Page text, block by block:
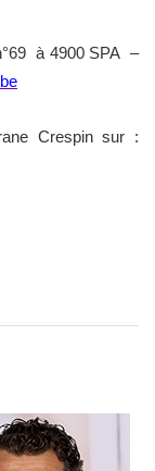
à 4900 SPA –
Crespin sur :